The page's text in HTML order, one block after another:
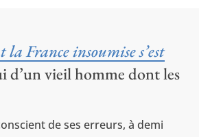
France insoumise s’est
d’un vieil homme dont les
de ses erreurs, à demi